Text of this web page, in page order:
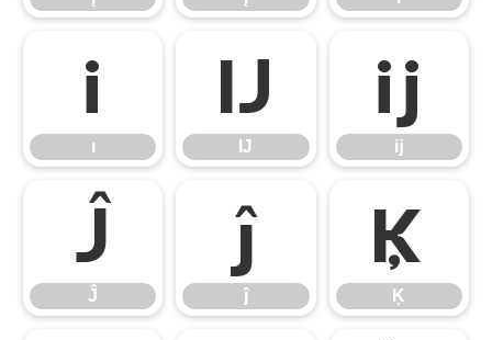
ı
ı
Ĳ
Ĳ
ĳ
ĳ
Ĵ
Ĵ
ĵ
ĵ
Ķ
Ķ